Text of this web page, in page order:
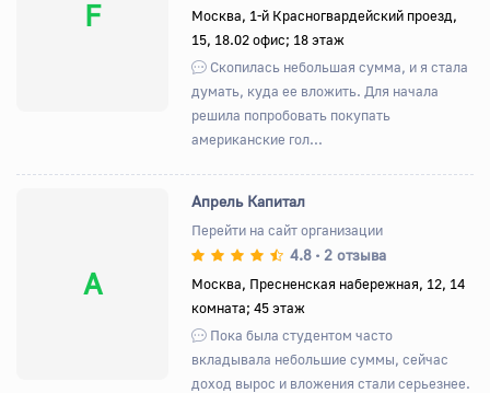
F
Москва, 1-й Красногвардейский проезд,
15, 18.02 офис; 18 этаж
Скопилась небольшая сумма, и я стала
думать, куда ее вложить. Для начала
решила попробовать покупать
американские гол...
А
Апрель Капитал
Перейти на сайт организации
4.8 • 2 отзыва
Москва, Пресненская набережная, 12, 14
комната; 45 этаж
Пока была студентом часто
вкладывала небольшие суммы, сейчас
доход вырос и вложения стали серьезнее.